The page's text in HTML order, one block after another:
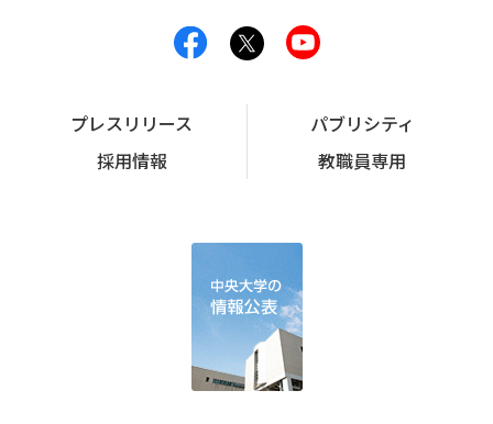
プレスリリース
パブリシティ
採用情報
教職員専用